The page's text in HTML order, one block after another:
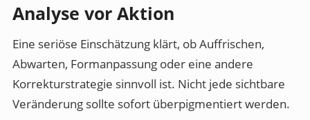
Analyse vor Aktion
Eine seriöse Einschätzung klärt, ob Auffrischen,
Abwarten, Formanpassung oder eine andere
Korrekturstrategie sinnvoll ist. Nicht jede sichtbare
Veränderung sollte sofort überpigmentiert werden.